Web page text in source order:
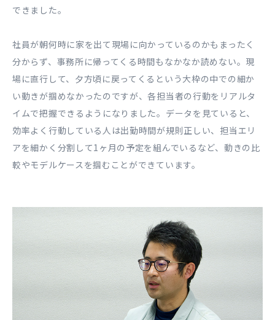
できました。
社員が朝何時に家を出て現場に向かっているのかもまったく
分からず、事務所に帰ってくる時間もなかなか読めない。現
場に直⾏して、⼣⽅頃に戻ってくるという⼤枠の中での細か
い動きが掴めなかったのですが、各担当者の⾏動をリアルタ
イムで把握できるようになりました。データを⾒ていると、
効率よく⾏動している⼈は出勤時間が規則正しい、担当エリ
アを細かく分割して1ヶ⽉の予定を組んでいるなど、動きの⽐
較やモデルケースを掴むことができています。